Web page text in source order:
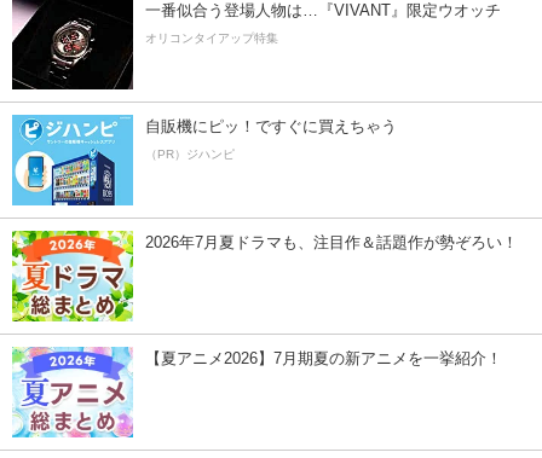
一番似合う登場人物は…『VIVANT』限定ウオッチ
オリコンタイアップ特集
自販機にピッ！ですぐに買えちゃう
（PR）ジハンピ
2026年7月夏ドラマも、注目作＆話題作が勢ぞろい！
【夏アニメ2026】7月期夏の新アニメを一挙紹介！